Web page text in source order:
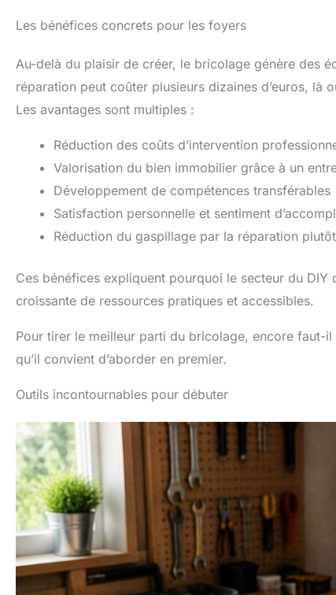
Les bénéfices concrets pour les foyers
Au-delà du plaisir de créer, le bricolage génère des
réparation peut coûter plusieurs dizaines d’euros, là
Les avantages sont multiples :
Réduction des coûts d’intervention
Valorisation du bien immobilier grâce à un
Développement de compétences transférables
Satisfaction personnelle et sentiment
Réduction du gaspillage par la réparation
Ces bénéfices expliquent pourquoi le secteur du
croissante de ressources pratiques et accessibles.
Pour tirer le meilleur parti du bricolage, encore faut-
qu’il convient d’aborder en premier.
Outils incontournables pour débuter